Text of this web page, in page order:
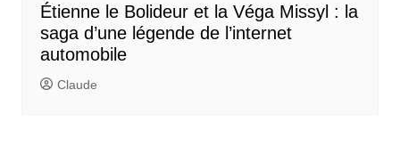
Étienne le Bolideur et la Véga Missyl : la
saga d’une légende de l’internet
automobile
Claude